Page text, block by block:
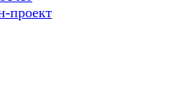
проект